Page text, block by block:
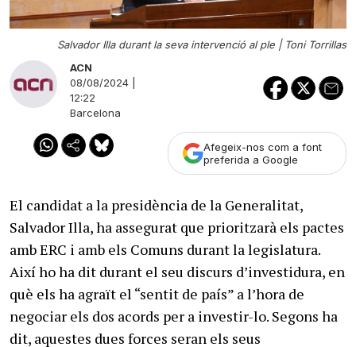
Salvador Illa durant la seva intervenció al ple | Toni Torrillas
ACN
08/08/2024 |
12:22
Barcelona
Afegeix-nos com a font
preferida a Google
El candidat a la presidència de la Generalitat,
Salvador Illa, ha assegurat que prioritzarà els pactes
amb ERC i amb els Comuns durant la legislatura.
Així ho ha dit durant el seu discurs d’investidura, en
què els ha agraït el “sentit de país” a l’hora de
negociar els dos acords per a investir-lo. Segons ha
dit, aquestes dues forces seran els seus